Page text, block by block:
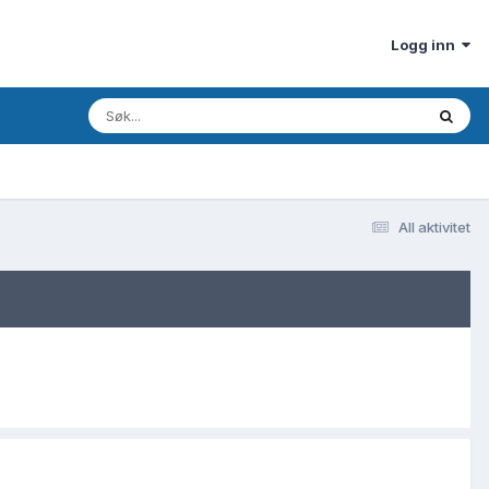
Logg inn
All aktivitet